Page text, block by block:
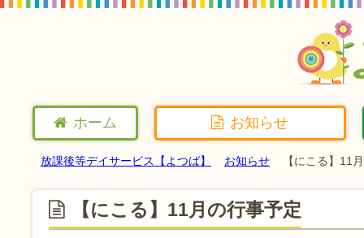
ホーム お知らせ
放課後等デイサービス【よつば】 お知らせ 【にこる】11
【にこる】11月の行事予定